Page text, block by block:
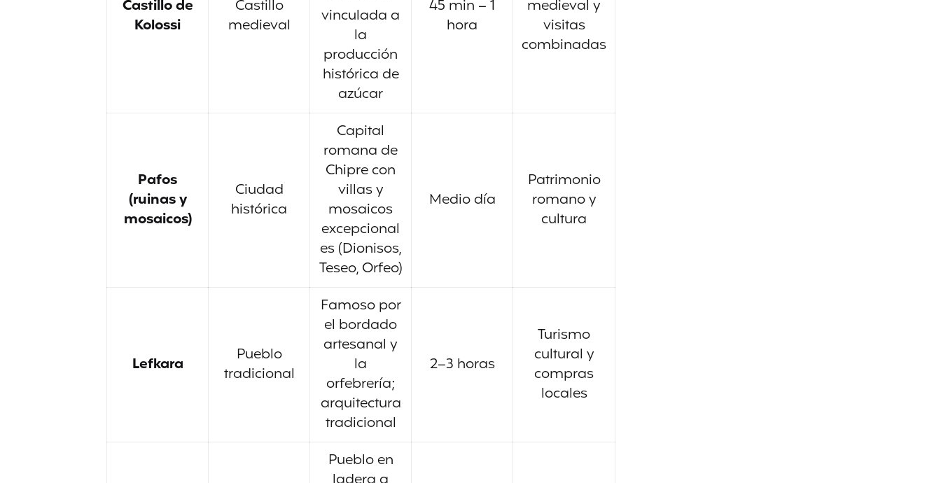
Castillo de
Kolossi
Castillo
medieval
vinculada a
la
producción
histórica de
azúcar
45 min – 1
hora
medieval y
visitas
combinadas
Pafos
(ruinas y
mosaicos)
Ciudad
histórica
Capital
romana de
Chipre con
villas y
mosaicos
excepcional
es (Dionisos,
Teseo, Orfeo)
Medio día
Patrimonio
romano y
cultura
Lefkara
Pueblo
tradicional
Famoso por
el bordado
artesanal y
la
orfebrería;
arquitectura
tradicional
2–3 horas
Turismo
cultural y
compras
locales
Pueblo en